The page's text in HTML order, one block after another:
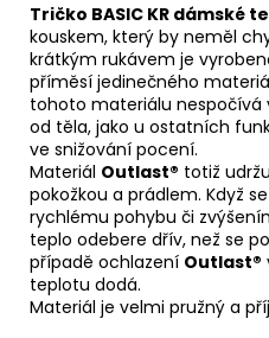
Tričko BASIC KR dámské
kouskem, který by neměl
krátkým rukávem je
příměsí jedinečného
tohoto materiálu
od těla, jako u ostatních
ve snižování pocení.
Materiál Outlast® totiž
pokožkou a prádlem. Když
rychlému pohybu či
teplo odebere dřív, než se
případě ochlazení Outlast®
teplotu dodá.
Materiál je velmi pružný a